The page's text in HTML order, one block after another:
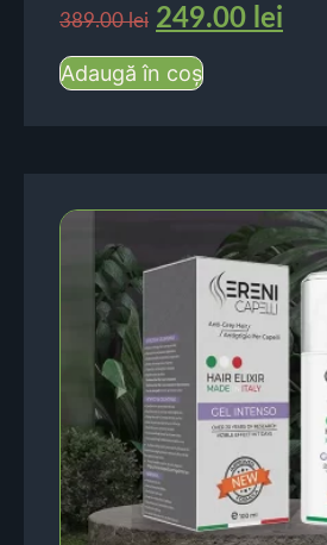
389.00lei 249.00 lei
Adaugă în coș